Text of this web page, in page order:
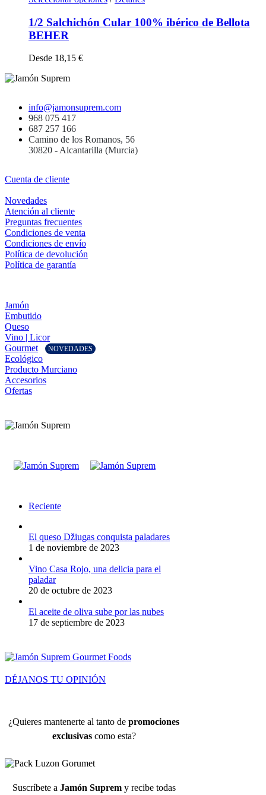
1/2 Salchichón Cular 100% ibérico de Bellota
BEHER
Desde 18,15 €
info@jamonsuprem.com
968 075 417
687 257 166
Camino de los Romanos, 56
30820 - Alcantarilla (Murcia)
Cuenta de cliente
Novedades
Atención al cliente
Preguntas frecuentes
Condiciones de venta
Condiciones de envío
Política de devolución
Política de garantía
Jamón
Embutido
Queso
Vino | Licor
Gourmet
NOVEDADES
Ecológico
Producto Murciano
Accesorios
Ofertas
Reciente
El queso Džiugas conquista paladares
1 de noviembre de 2023
Vino Casa Rojo, una delicia para el
paladar
20 de octubre de 2023
El aceite de oliva sube por las nubes
17 de septiembre de 2023
DÉJANOS TU OPINIÓN
¿Quieres mantenerte al tanto de promociones
exclusivascomo esta?
Suscríbete a Jamón Supremy recibe todas